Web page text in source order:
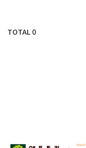
TOTAL0